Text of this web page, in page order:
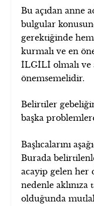
Bu açıdan anne
bulgular
gerektiğinde
kurmalı ve en
İLGİLİ olmalı ve
önemsemelidir.
Belirtiler
başka
Başlıcalarını
Burada
acayip gelen her
nedenle
olduğunda